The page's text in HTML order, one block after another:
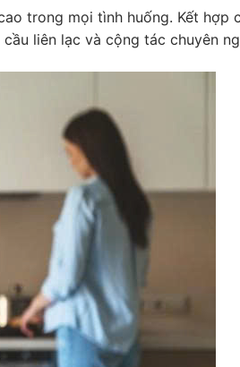
trong mọi tình huống. Kết hợp
liên lạc và cộng tác chuyên